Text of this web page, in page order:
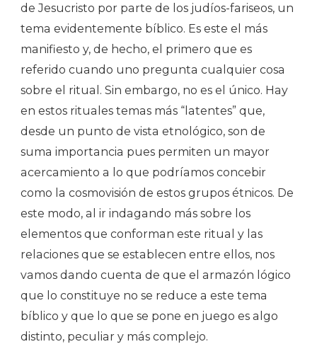
de Jesucristo por parte de los judíos-fariseos, un
tema evidentemente bíblico. Es este el más
manifiesto y, de hecho, el primero que es
referido cuando uno pregunta cualquier cosa
sobre el ritual. Sin embargo, no es el único. Hay
en estos rituales temas más “latentes” que,
desde un punto de vista etnológico, son de
suma importancia pues permiten un mayor
acercamiento a lo que podríamos concebir
como la cosmovisión de estos grupos étnicos. De
este modo, al ir indagando más sobre los
elementos que conforman este ritual y las
relaciones que se establecen entre ellos, nos
vamos dando cuenta de que el armazón lógico
que lo constituye no se reduce a este tema
bíblico y que lo que se pone en juego es algo
distinto, peculiar y más complejo.